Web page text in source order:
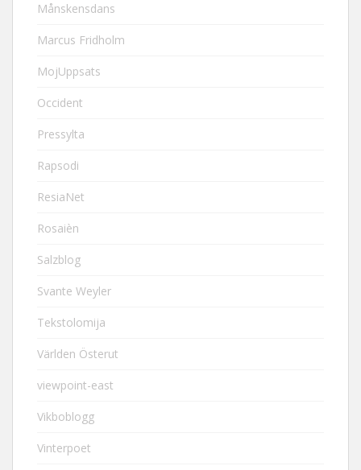
Månskensdans
Marcus Fridholm
MojUppsats
Occident
Pressylta
Rapsodi
ResiaNet
Rosaièn
Salzblog
Svante Weyler
Tekstolomija
Världen Österut
viewpoint-east
Vikboblogg
Vinterpoet